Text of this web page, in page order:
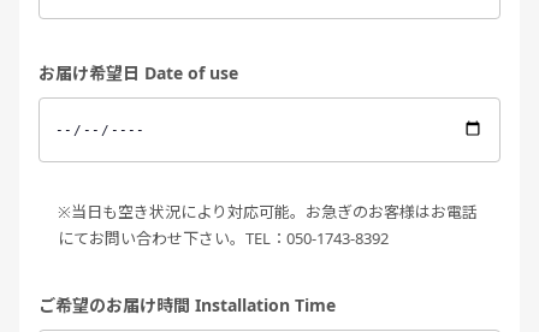
お届け希望日 Date of use
※当日も空き状況により対応可能。お急ぎのお客様はお電話
にてお問い合わせ下さい。TEL：050-1743-8392
ご希望のお届け時間 Installation Time